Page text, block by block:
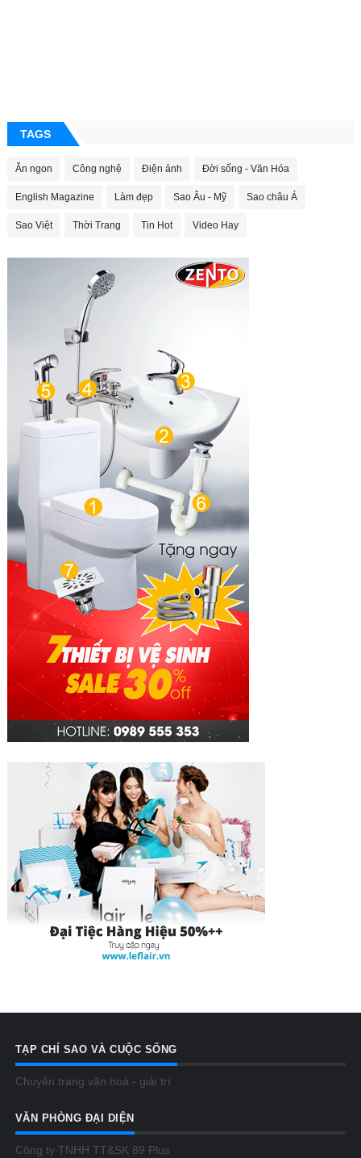
TAGS
Ăn ngon Công nghệ Điện ảnh Đời sống - Văn Hóa
English Magazine Làm đẹp Sao Âu - Mỹ Sao châu Á
Sao Việt Thời Trang Tin Hot Video Hay
TẠP CHÍ SAO VÀ CUỘC SỐNG
Chuyên trang văn hoá - giải trí
VĂN PHÒNG ĐẠI DIỆN
Công ty TNHH TT&SK 89 Plus